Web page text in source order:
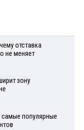
отставка
не меняет
зону
самые популярные